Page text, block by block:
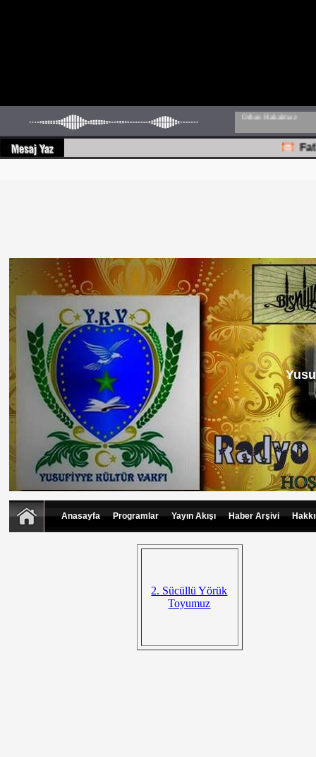
Fatih
Anasayfa Programlar Yayın Akışı Haber Arşivi
2. Sücüllü Yörük
Toyumuz